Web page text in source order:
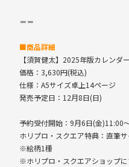
＝＝
■商品詳細
【須賀健太】2025年版カレンダ
価格：3,630円(税込)
仕様：A5サイズ卓上14ページ
発売予定日：12月8日(日)
予約受付開始：9月6日(金)11:00
ホリプロ・スクエア特典：直筆
※絵柄1種
※ホリプロ・スクエアショップ